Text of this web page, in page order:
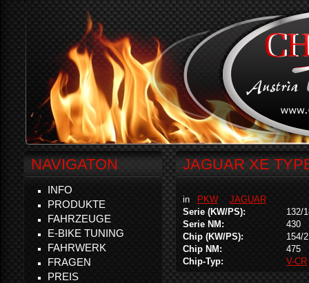
JAGUAR XE
in PKW
JAGUAR
Serie (KW/PS):
132/
Serie NM:
430
Chip (KW/PS):
154/
Chip NM:
475
Chip-Typ:
V-CR
NAVIGATON
INFO
PRODUKTE
FAHRZEUGE
E-BIKE TUNING
FAHRWERK
FRAGEN
PREIS